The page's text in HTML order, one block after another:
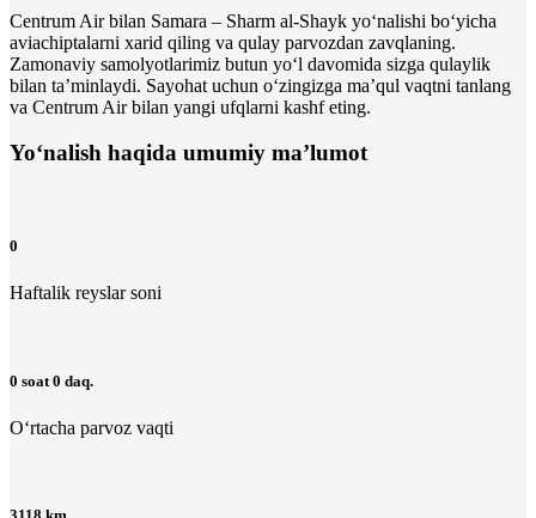
Centrum Air bilan Samara – Sharm al-Shayk yo‘nalishi bo‘yicha
aviachiptalarni xarid qiling va qulay parvozdan zavqlaning.
Zamonaviy samolyotlarimiz butun yo‘l davomida sizga qulaylik
bilan ta’minlaydi. Sayohat uchun o‘zingizga maʼqul vaqtni tanlang
va Centrum Air bilan yangi ufqlarni kashf eting.
Yo‘nalish haqida umumiy ma’lumot
0
Haftalik reyslar soni
0 soat 0 daq.
O‘rtacha parvoz vaqti